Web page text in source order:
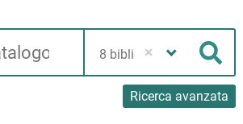
Ricerca avanzata
biblioteca